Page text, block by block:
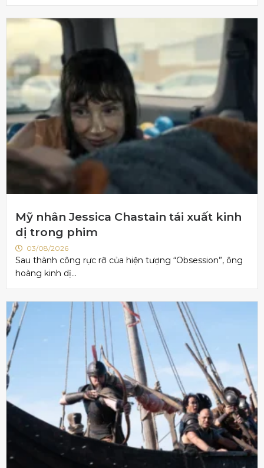
Mỹ nhân Jessica Chastain tái xuất kinh
dị trong phim
03/08/2026
Sau thành công rực rỡ của hiện tượng “Obsession”, ông
hoàng kinh dị...